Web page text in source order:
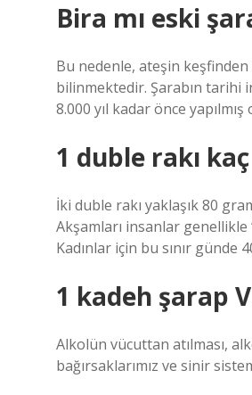
Bira mı eski
Bu nedenle, ateşin
bilinmektedir. Şarabın tarihi
8.000 yıl kadar önce
1 duble rakı
İki duble rakı yaklaşık 80
Akşamları insanlar
Kadınlar için bu sınır günde
1 kadeh şarap
Alkolün vücuttan atılması,
bağırsaklarımız ve sinir